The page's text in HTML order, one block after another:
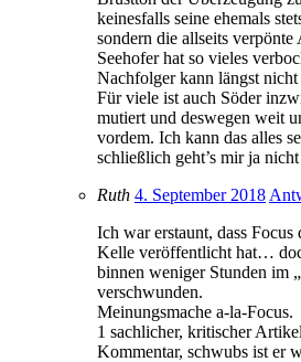
keinesfalls seine ehemals
sondern die allseits
Seehofer hat so vieles
Nachfolger kann längst
Für viele ist auch Söder
mutiert und deswegen weit
vordem. Ich kann das alles
schließlich geht’s mir ja nicht
Ruth 4. September 2018
Ich war erstaunt, dass
Kelle veröffentlicht hat…
binnen weniger Stunden im
verschwunden.
Meinungsmache a-la-Focus.
1 sachlicher, kritischer
Kommentar, schwubs ist er